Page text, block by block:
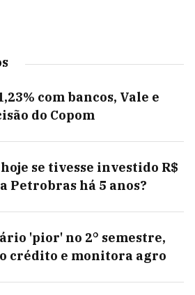
com bancos, Vale e
do Copom
se tivesse investido R$
Petrobras há 5 anos?
'pior' no 2° semestre,
crédito e monitora agro